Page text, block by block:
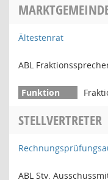
Ältestenrat
ABL
STELLVERTRETER
ABL Stv.